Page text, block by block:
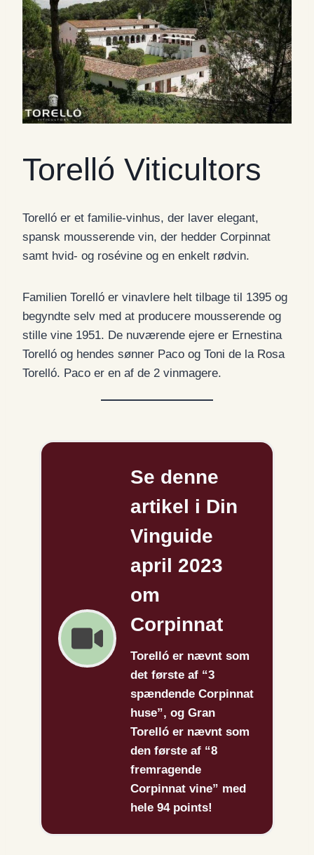
Torelló Viticultors
Torelló er et familie-vinhus, der laver elegant,
spansk mousserende vin, der hedder Corpinnat
samt hvid- og rosévine og en enkelt rødvin.
Familien Torelló er vinavlere helt tilbage til 1395 og
begyndte selv med at producere mousserende og
stille vine 1951. De nuværende ejere er Ernestina
Torelló og hendes sønner Paco og Toni de la Rosa
Torelló. Paco er en af de 2 vinmagere.
Se denne
artikel i Din
Vinguide
april 2023
om
Corpinnat
Torelló er nævnt som
det første af “3
spændende Corpinnat
huse”, og Gran
Torelló er nævnt som
den første af “8
fremragende
Corpinnat vine” med
hele 94 points!